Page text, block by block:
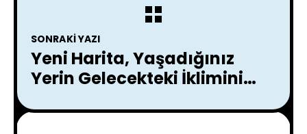
SONRAKI YAZI
Yeni Harita, Yaşadığınız
Yerin Gelecekteki İklimini